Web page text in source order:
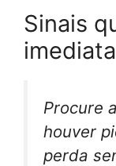
Sinais
imediata
Procure
houver
perda